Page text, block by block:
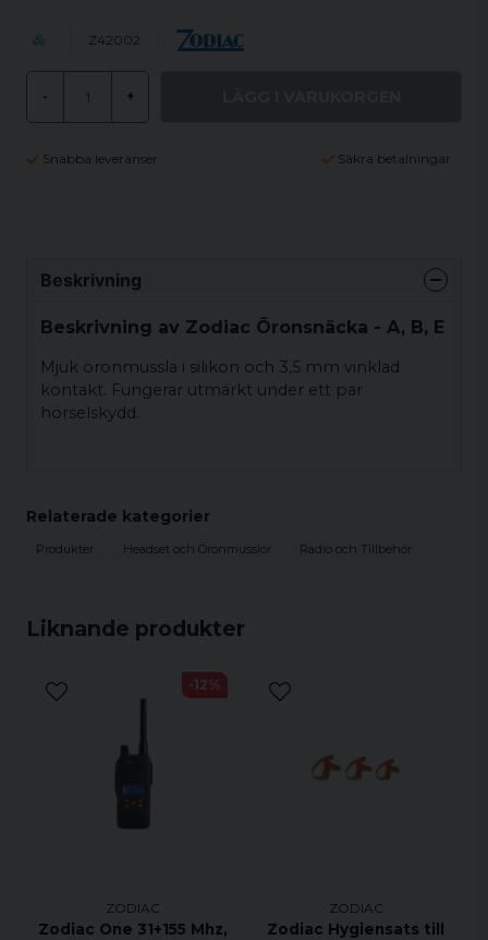
Z42002
- +
Snabba leveranser Säkra betalningar
Liknande produkter
ZODIAC
Zodiac One 31+155 Mhz,
-12%
ZODIAC
Zodiac Hygiensats till
Beskrivning
Beskrivning av Zodiac Öronsnäcka - A, B, E
Mjuk öronmussla i silikon och 3,5 mm vinklad
kontakt. Fungerar utmärkt under ett par
hörselskydd.
Relaterade kategorier
Produkter Headset och Öronmusslor Radio och Tillbehör